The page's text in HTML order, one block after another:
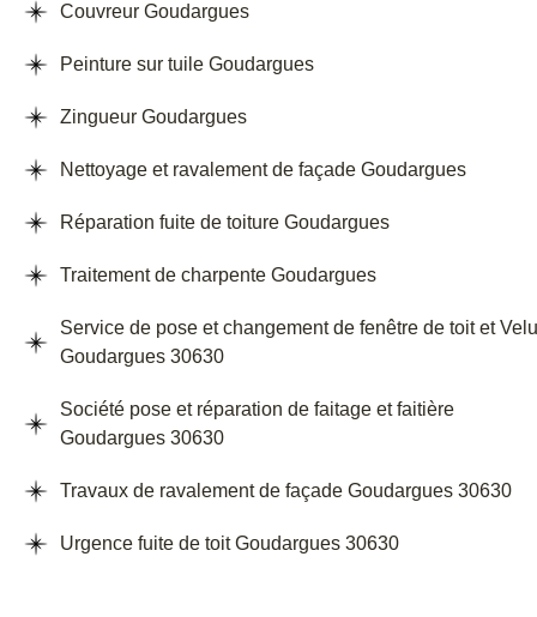
Couvreur Goudargues
Peinture sur tuile Goudargues
Zingueur Goudargues
Nettoyage et ravalement de façade Goudargues
Réparation fuite de toiture Goudargues
Traitement de charpente Goudargues
Service de pose et changement de fenêtre de toit et
Goudargues 30630
Société pose et réparation de faitage et faitière
Goudargues 30630
Travaux de ravalement de façade Goudargues 30630
Urgence fuite de toit Goudargues 30630